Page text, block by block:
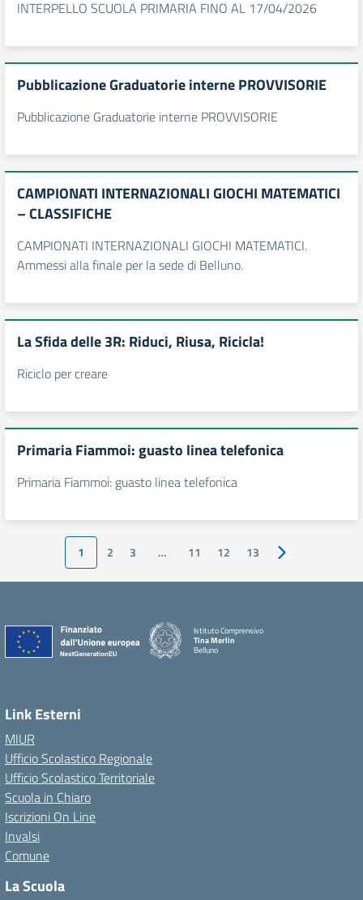
INTERPELLO SCUOLA PRIMARIA FINO AL 17/04/2026
Pubblicazione Graduatorie interne PROVVISORIE
Pubblicazione Graduatorie interne PROVVISORIE
CAMPIONATI INTERNAZIONALI GIOCHI MATEMATICI
– CLASSIFICHE
CAMPIONATI INTERNAZIONALI GIOCHI MATEMATICI.
Ammessi alla finale per la sede di Belluno.
La Sfida delle 3R: Riduci, Riusa, Ricicla!
Riciclo per creare
Primaria Fiammoi: guasto linea telefonica
Primaria Fiammoi: guasto linea telefonica
1 2 3 … 11 12 13 Pagina
Istituto Comprensivo
Tina Merlin
Belluno
Link Esterni
MIUR
Ufficio Scolastico Regionale
Ufficio Scolastico Territoriale
Scuola in Chiaro
Iscrizioni On Line
Invalsi
Comune
La Scuola